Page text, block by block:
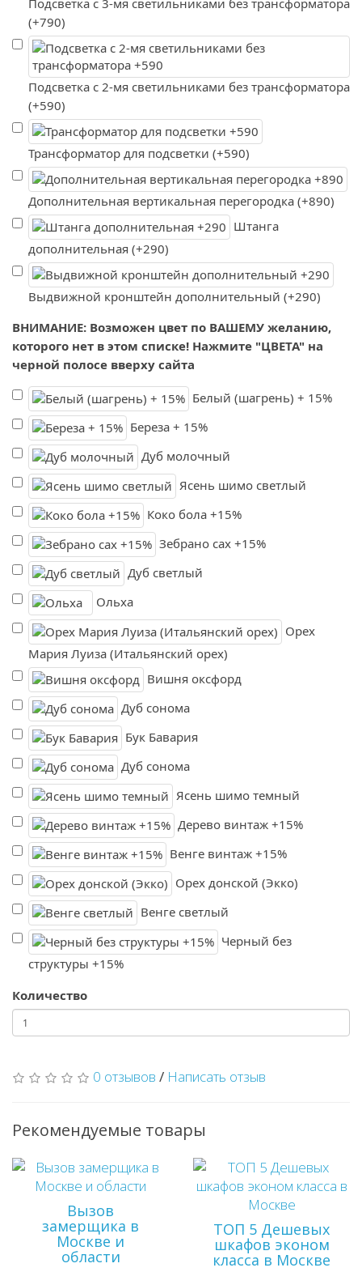
Подсветка с 3-мя светильниками без трансформатора
(+790)
Подсветка с 2-мя светильниками без трансформатора
(+590)
Трансформатор для подсветки (+590)
Дополнительная вертикальная перегородка (+890)
Штанга
дополнительная (+290)
Выдвижной кронштейн дополнительный (+290)
ВНИМАНИЕ: Возможен цвет по ВАШЕМУ желанию,
которого нет в этом списке! Нажмите "ЦВЕТА" на
черной полосе вверху сайта
Белый (шагрень) + 15%
Береза + 15%
Дуб молочный
Ясень шимо светлый
Коко бола +15%
Зебрано сах +15%
Дуб светлый
Ольха
Орех
Мария Луиза (Итальянский орех)
Вишня оксфорд
Дуб сонома
Бук Бавария
Дуб сонома
Ясень шимо темный
Дерево винтаж +15%
Венге винтаж +15%
Орех донской (Экко)
Венге светлый
Черный без
структуры +15%
Количество
0 отзывов / Написать отзыв
Рекомендуемые товары
Вызов
замерщика в
Москве и
области
ТОП 5 Дешевых
шкафов эконом
класса в Москве